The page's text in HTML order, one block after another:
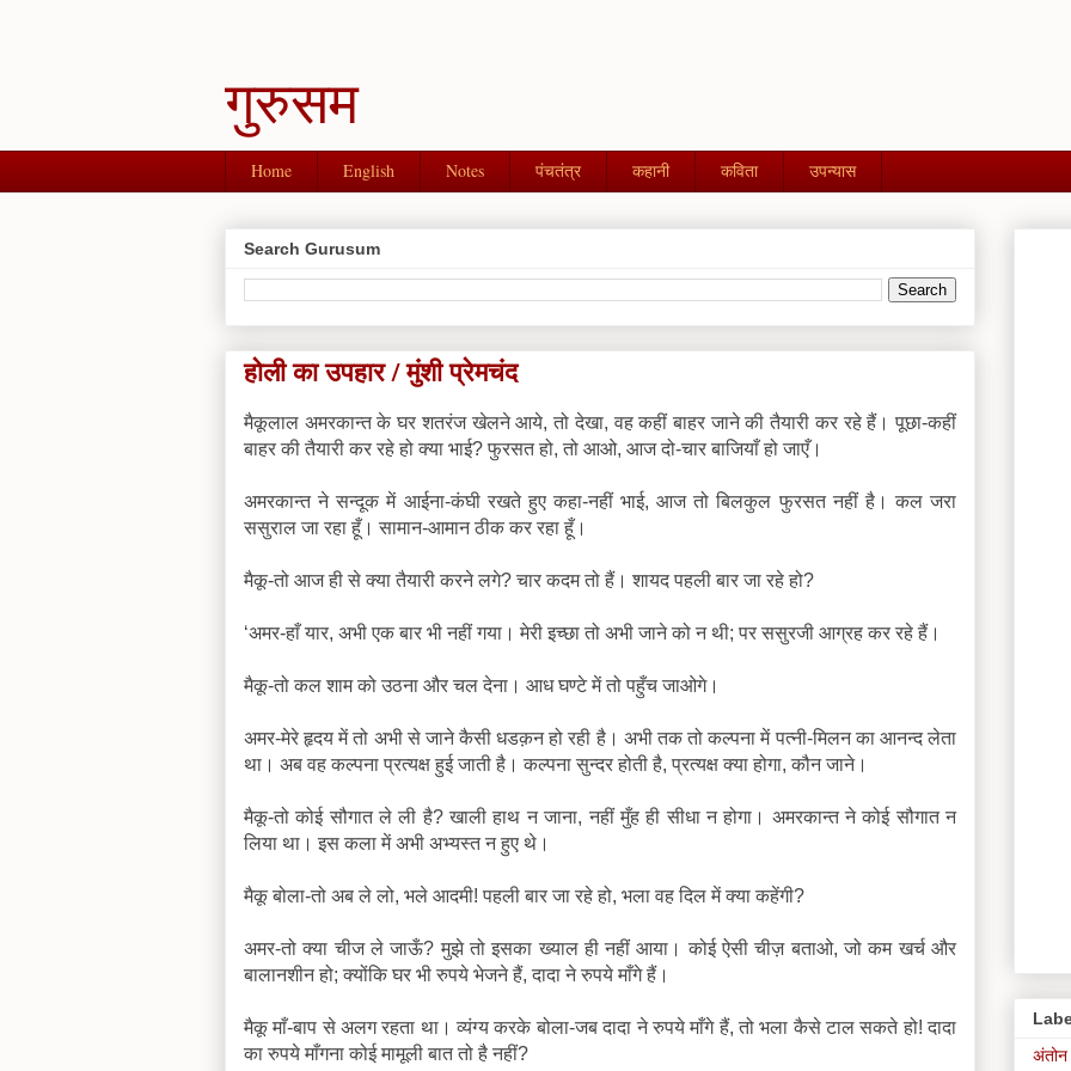
गुरुसम
Home English Notes पंचतंत्र कहानी कविता उपन्यास
Search Gurusum
होली का उपहार / मुंशी प्रेमचंद
मैकूलाल अमरकान्त के घर शतरंज खेलने आये, तो देखा, वह कहीं बाहर जाने की तैयारी कर रहे हैं। पूछा-कहीं
बाहर की तैयारी कर रहे हो क्या भाई? फुरसत हो, तो आओ, आज दो-चार बाजियाँ हो जाएँ।
अमरकान्त ने सन्दूक में आईना-कंघी रखते हुए कहा-नहीं भाई, आज तो बिलकुल फुरसत नहीं है। कल जरा
ससुराल जा रहा हूँ। सामान-आमान ठीक कर रहा हूँ।
मैकू-तो आज ही से क्या तैयारी करने लगे? चार कदम तो हैं। शायद पहली बार जा रहे हो?
‘अमर-हाँ यार, अभी एक बार भी नहीं गया। मेरी इच्छा तो अभी जाने को न थी; पर ससुरजी आग्रह कर रहे हैं।
मैकू-तो कल शाम को उठना और चल देना। आध घण्टे में तो पहुँच जाओगे।
अमर-मेरे हृदय में तो अभी से जाने कैसी धडक़न हो रही है। अभी तक तो कल्पना में पत्नी-मिलन का आनन्द लेता
था। अब वह कल्पना प्रत्यक्ष हुई जाती है। कल्पना सुन्दर होती है, प्रत्यक्ष क्या होगा, कौन जाने।
मैकू-तो कोई सौगात ले ली है? खाली हाथ न जाना, नहीं मुँह ही सीधा न होगा। अमरकान्त ने कोई सौगात न
लिया था। इस कला में अभी अभ्यस्त न हुए थे।
मैकू बोला-तो अब ले लो, भले आदमी! पहली बार जा रहे हो, भला वह दिल में क्या कहेंगी?
अमर-तो क्या चीज ले जाऊँ? मुझे तो इसका ख्याल ही नहीं आया। कोई ऐसी चीज़ बताओ, जो कम खर्च और
बालानशीन हो; क्योंकि घर भी रुपये भेजने हैं, दादा ने रुपये माँगे हैं।
मैकू माँ-बाप से अलग रहता था। व्यंग्य करके बोला-जब दादा ने रुपये माँगे हैं, तो भला कैसे टाल सकते हो! दादा
का रुपये माँगना कोई मामूली बात तो है नहीं?